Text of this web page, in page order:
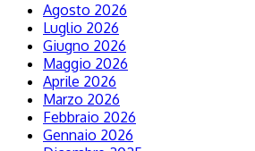
Agosto 2026
Luglio 2026
Giugno 2026
Maggio 2026
Aprile 2026
Marzo 2026
Febbraio 2026
Gennaio 2026